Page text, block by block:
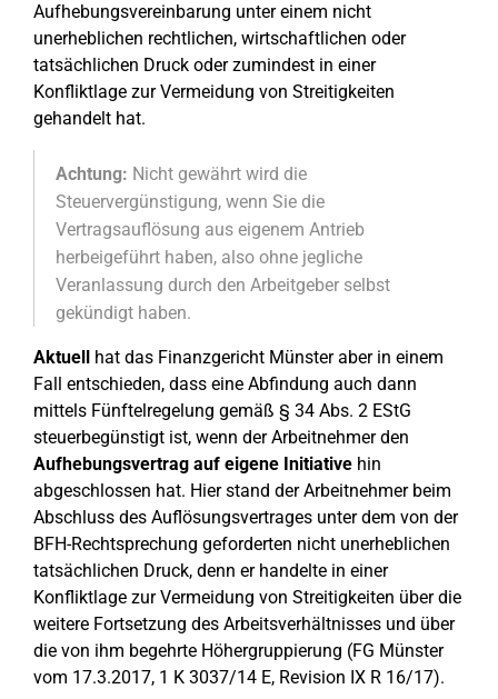
Aufhebungsvereinbarung unter einem nicht
unerheblichen rechtlichen, wirtschaftlichen oder
tatsächlichen Druck oder zumindest in einer
Konfliktlage zur Vermeidung von Streitigkeiten
gehandelt hat.
Achtung: Nicht gewährt wird die
Steuervergünstigung, wenn Sie die
Vertragsauflösung aus eigenem Antrieb
herbeigeführt haben, also ohne jegliche
Veranlassung durch den Arbeitgeber selbst
gekündigt haben.
Aktuell hat das Finanzgericht Münster aber in einem
Fall entschieden, dass eine Abfindung auch dann
mittels Fünftelregelung gemäß § 34 Abs. 2 EStG
steuerbegünstigt ist, wenn der Arbeitnehmer den
Aufhebungsvertrag auf eigene Initiative hin
abgeschlossen hat. Hier stand der Arbeitnehmer beim
Abschluss des Auflösungsvertrages unter dem von der
BFH-Rechtsprechung geforderten nicht unerheblichen
tatsächlichen Druck, denn er handelte in einer
Konfliktlage zur Vermeidung von Streitigkeiten über die
weitere Fortsetzung des Arbeitsverhältnisses und über
die von ihm begehrte Höhergruppierung (FG Münster
vom 17.3.2017, 1 K 3037/14 E, Revision IX R 16/17).